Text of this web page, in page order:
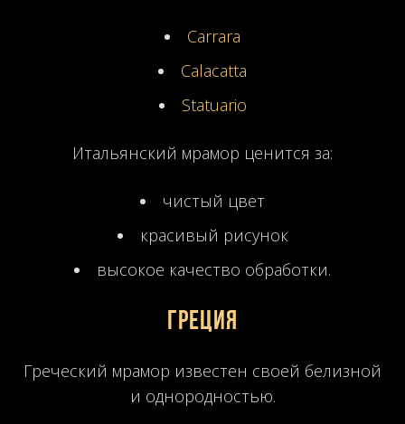
Carrara
Calacatta
Statuario
Итальянский мрамор ценится за:
чистый цвет
красивый рисунок
высокое качество обработки.
Греция
Греческий мрамор известен своей белизной
и однородностью.